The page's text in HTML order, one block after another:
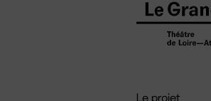
Le projet